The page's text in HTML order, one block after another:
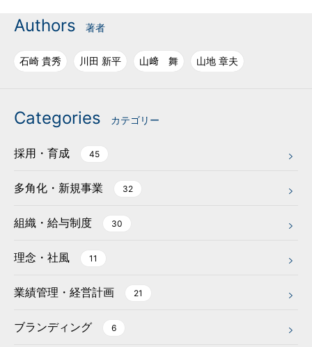
Authors 著者
石崎 貴秀 川田 新平 山﨑 舞 山地 章夫
Categories カテゴリー
採用・育成 45
多角化・新規事業 32
組織・給与制度 30
理念・社風 11
業績管理・経営計画 21
ブランディング 6